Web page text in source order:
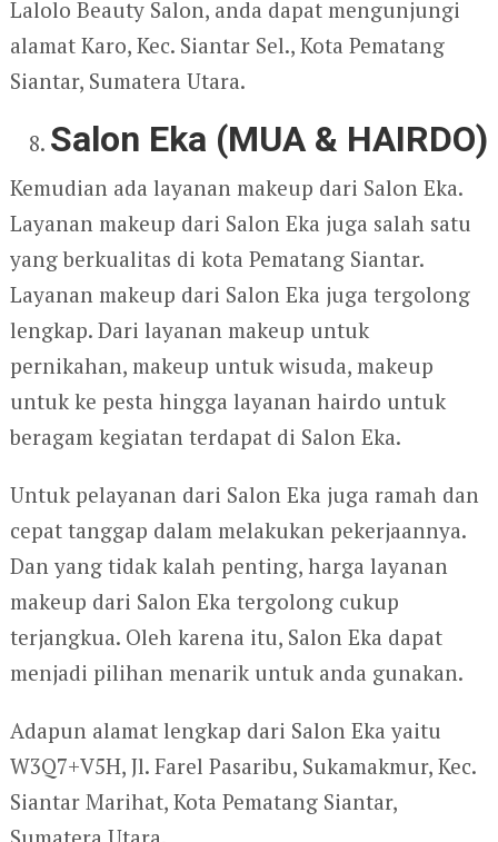
Lalolo Beauty Salon, anda dapat mengunjungi
alamat Karo, Kec. Siantar Sel., Kota Pematang
Siantar, Sumatera Utara.
Salon Eka (MUA & HAIRDO)
Kemudian ada layanan makeup dari Salon Eka.
Layanan makeup dari Salon Eka juga salah satu
yang berkualitas di kota Pematang Siantar.
Layanan makeup dari Salon Eka juga tergolong
lengkap. Dari layanan makeup untuk
pernikahan, makeup untuk wisuda, makeup
untuk ke pesta hingga layanan hairdo untuk
beragam kegiatan terdapat di Salon Eka.
Untuk pelayanan dari Salon Eka juga ramah dan
cepat tanggap dalam melakukan pekerjaannya.
Dan yang tidak kalah penting, harga layanan
makeup dari Salon Eka tergolong cukup
terjangkua. Oleh karena itu, Salon Eka dapat
menjadi pilihan menarik untuk anda gunakan.
Adapun alamat lengkap dari Salon Eka yaitu
W3Q7+V5H, Jl. Farel Pasaribu, Sukamakmur, Kec.
Siantar Marihat, Kota Pematang Siantar,